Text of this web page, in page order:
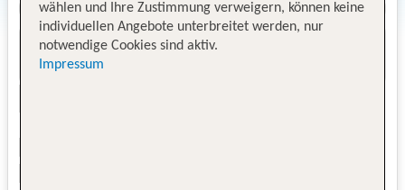
wählen und Ihre Zustimmung verweigern, können keine
individuellen Angebote unterbreitet werden, nur
notwendige Cookies sind aktiv.
Impressum